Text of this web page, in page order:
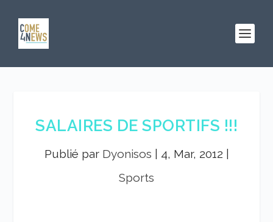
SALAIRES DE SPORTIFS !!!
Publié par Dyonisos 4, Mar, 2012
Sports